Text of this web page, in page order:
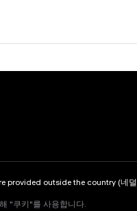
provided outside the country (
"쿠키"를 사용합니다.